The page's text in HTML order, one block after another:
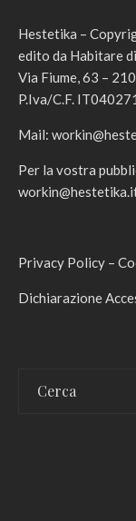
Hestetika –
edito da Habitare
Via Fiume, 63 –
P.Iva/C.F.
Mail:
Per la vostra
Privacy Policy –
Dichiarazione